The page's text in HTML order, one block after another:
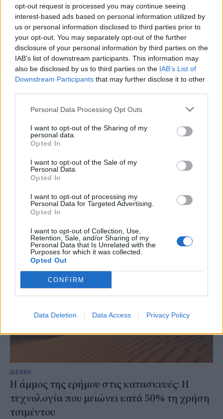
opt-out request is processed you may continue seeing
interest-based ads based on personal information utilized by
us or personal information disclosed to third parties prior to
your opt-out. You may separately opt-out of the further
disclosure of your personal information by third parties on the
IAB’s list of downstream participants. This information may
also be disclosed by us to third parties on the IAB’s List of
Downstream Participants that may further disclose it to other
Personal Data Processing Opt Outs
I want to opt-out of the Sharing of my
personal data.
Opted In
I want to opt-out of the Sale of my
Personal Data.
Opted In
I want to opt-out of processing my
Personal Data for Targeted Advertising.
Opted In
I want to opt-out of Collection, Use,
Retention, Sale, and/or Sharing of my
Personal Data that Is Unrelated with the
Purposes for which it was collected.
Opted Out
CONFIRM
Data Deletion Data Access Privacy Policy
ΔΙΕΘΝΗ
Η ακριβή πλευρά της AI: Επιπλέον 375
ΗΠΑ
Μπορεί η τεχνητή νοημοσύνη και οι σημαντικές τεχνολογικές
καινοτομίες που τη συνοδεύουν να έχουν τη δυνατότητα να
ενισχύσουν την παραγωγικότητα, την ανάπτυξη και την οικονομία
κάθε χώρας, δημιουργώντας μεγάλες επενδυτικές ευκαιρίες, νέες
γίνουν ορατά τα μακροπρόθεσμα οφέλη της, η επενδυτική έκρηξη
γύρω από αυτή αρχίζει να έχει ένα άμεσο και λιγότερο ευχάριστο
αποτέλεσμα: υψηλότερες τιμές για τους καταναλωτές.
NEWSROOM/30 Ιουλ 2026
ΔΙΕΘΝΗ
Η άμμος της ερήμου στις κατασκευές: Η
τεχνολογία που μειώνει κατά 50% τη χρήση
τσιμέντου